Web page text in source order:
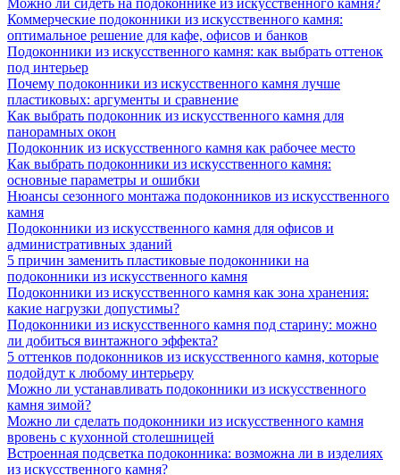
Коммерческие подоконники из искусственного камня:
оптимальное решение для кафе, офисов и банков
Подоконники из искусственного камня: как выбрать оттенок
под интерьер
Почему подоконники из искусственного камня лучше
пластиковых: аргументы и сравнение
Как выбрать подоконник из искусственного камня для
панорамных окон
Подоконник из искусственного камня как рабочее место
Как выбрать подоконники из искусственного камня:
основные параметры и ошибки
Нюансы сезонного монтажа подоконников из искусственного
камня
Подоконники из искусственного камня для офисов и
административных зданий
5 причин заменить пластиковые подоконники на
подоконники из искусственного камня
Подоконники из искусственного камня как зона хранения:
какие нагрузки допустимы?
Подоконники из искусственного камня под старину: можно
ли добиться винтажного эффекта?
5 оттенков подоконников из искусственного камня, которые
подойдут к любому интерьеру
Можно ли устанавливать подоконники из искусственного
камня зимой?
Можно ли сделать подоконники из искусственного камня
вровень с кухонной столешницей
Встроенная подсветка подоконника: возможна ли в изделиях
из искусственного камня?